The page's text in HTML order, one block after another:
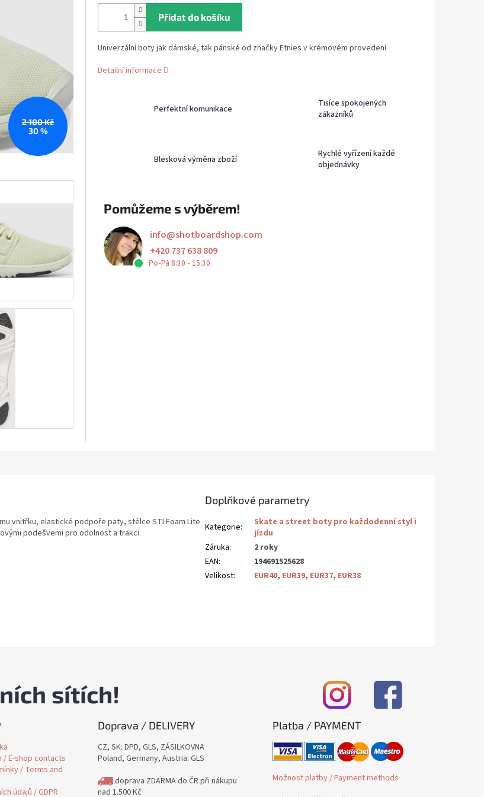
2 100 Kč
30 %
Přidat do košíku
Univerzální boty jak dámské, tak pánské od značky Etnies v krémovém provedení
Detailní informace
Perfektní komunikace
Tisíce spokojených
zákazníků
Blesková výměna zboží
Rychlé vyřízení každé
objednávky
Pomůžeme s výběrem!
info@shotboardshop.com
+420 737 638 809
Po-Pá 8:30 - 15:30
vnitřku, elastické podpoře paty, stélce STI Foam Lite
podešvemi pro odolnost a trakci.
Doplňkové parametry
Kategorie:
Skate a street boty pro každodenní styl i
jízdu
Záruka:
2 roky
EAN:
194691525628
Velikost: EUR40, EUR39, EUR37, EUR38
sítích!
/ E-shop contacts
/ Terms and
údajů / GDPR
Doprava / DELIVERY
CZ, SK: DPD, GLS, ZÁSILKOVNA
Poland, Germany, Austria: GLS
doprava ZDARMA do ČR při nákupu
nad 1.500 Kč
Platba / PAYMENT
Možnost platby / Payment methods